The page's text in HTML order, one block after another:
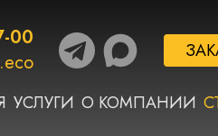
00
УСЛУГИ О КОМПАНИИ